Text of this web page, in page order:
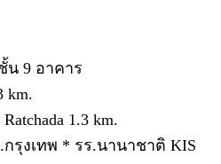
น 9 อาคาร
km.
1.3 km.
รุงเทพ * รร.นานาชาติ KIS